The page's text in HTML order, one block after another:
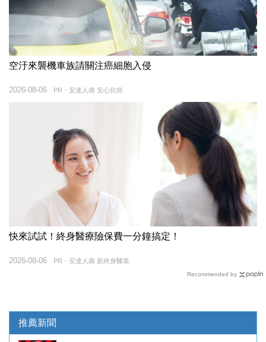
空汙來襲機車族請關注癌細胞入侵
PR・安達人壽 安心抗癌
2026-08-06
快來試試！終身醫療險保費一分鐘搞定！
PR・安達人壽 新終身醫靠
2026-08-06
Recommended by
推薦新聞